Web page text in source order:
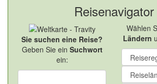
Reisenavigator
Sie suchen eine Reise?
Geben Sie ein Suchwort
ein:
Wählen
Ländern